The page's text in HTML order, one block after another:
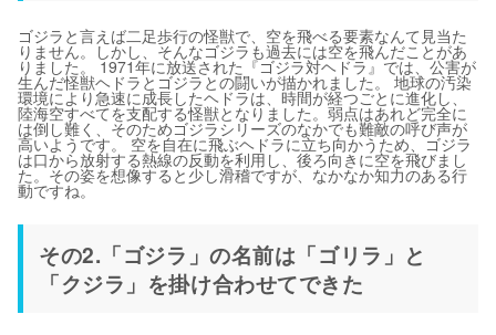
ゴジラと言えば二足歩行の怪獣で、空を飛べる要素なんて見当た
りません。しかし、そんなゴジラも過去には空を飛んだことがあ
りました。 1971年に放送された『ゴジラ対ヘドラ』では、公害が
生んだ怪獣ヘドラとゴジラとの闘いが描かれました。 地球の汚染
環境により急速に成長したヘドラは、時間が経つごとに進化し、
陸海空すべてを支配する怪獣となりました。弱点はあれど完全に
は倒し難く、そのためゴジラシリーズのなかでも難敵の呼び声が
高いようです。 空を自在に飛ぶヘドラに立ち向かうため、ゴジラ
は口から放射する熱線の反動を利用し、後ろ向きに空を飛びまし
た。その姿を想像すると少し滑稽ですが、なかなか知力のある行
動ですね。
その2.「ゴジラ」の名前は「ゴリラ」と
「クジラ」を掛け合わせてできた